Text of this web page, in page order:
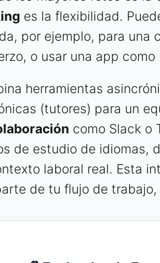
es la flexibilidad.
por ejemplo, para una
o usar una app
herramientas
(tutores) para un
como Slack o
de estudio de idiomas,
laboral real. Esta
de tu flujo de